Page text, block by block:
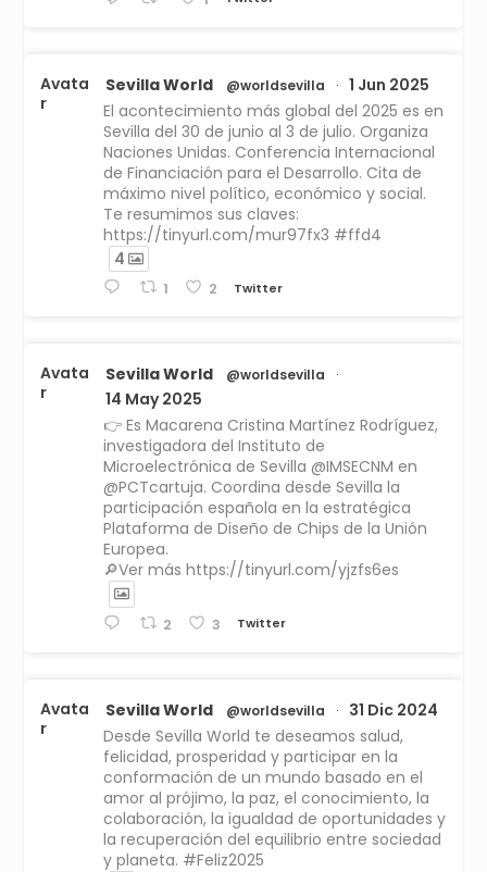
Avata
r
Sevilla World @worldsevilla ·
1 Jun 2025
El acontecimiento más global del 2025 es en
Sevilla del 30 de junio al 3 de julio. Organiza
Naciones Unidas. Conferencia Internacional
de Financiación para el Desarrollo. Cita de
máximo nivel político, económico y social.
Te resumimos sus claves:
https://tinyurl.com/mur97fx3 #ffd4
4
1 2 Twitter
Avata
r
Sevilla World @worldsevilla ·
14 May 2025
👉 Es Macarena Cristina Martínez Rodríguez,
investigadora del Instituto de
Microelectrónica de Sevilla @IMSECNM en
@PCTcartuja. Coordina desde Sevilla la
participación española en la estratégica
Plataforma de Diseño de Chips de la Unión
Europea.
🔎Ver más https://tinyurl.com/yjzfs6es
2 3 Twitter
Avata
r
Sevilla World @worldsevilla ·
31 Dic 2024
Desde Sevilla World te deseamos salud,
felicidad, prosperidad y participar en la
conformación de un mundo basado en el
amor al prójimo, la paz, el conocimiento, la
colaboración, la igualdad de oportunidades y
la recuperación del equilibrio entre sociedad
y planeta. #Feliz2025